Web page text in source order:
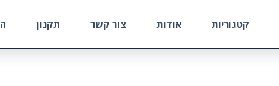
קטגוריות אודות צור קשר תקנון